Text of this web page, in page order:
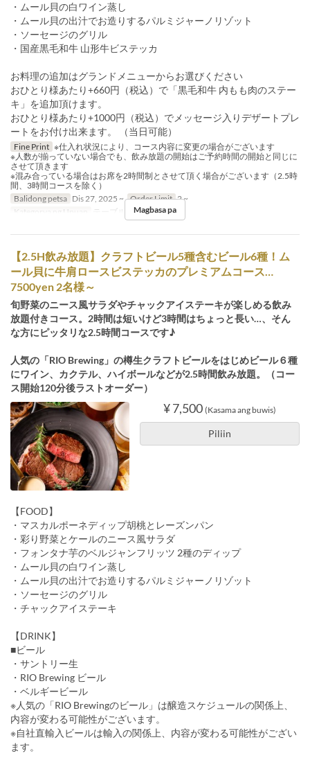
・ムール貝の白ワイン蒸し
・ムール貝の出汁でお造りするパルミジャーノリゾット
・ソーセージのグリル
・国産黒毛和牛 山形牛ビステッカ
お料理の追加はグランドメニューからお選びください
おひとり様あたり+660円（税込）で「黒毛和牛 内もも肉のステー
キ」を追加頂けます。
おひとり様あたり+1000円（税込）でメッセージ入りデザートプレ
ートをお付け出来ます。 （当日可能）
Fine Print ※仕入れ状況により、コース内容に変更の場合がございます
※人数が揃っていない場合でも、飲み放題の開始はご予約時間の開始と同じに
させて頂きます
※混み合っている場合はお席を2時間制とさせて頂く場合がございます（2.5時
間、3時間コースを除く）
Balidong petsa Dis 27, 2025 ~ Order Limit 2 ~
Kategorya ng Upuan
テーブル, カウンター
Magbasa pa
【2.5H飲み放題】クラフトビール5種含むビール6種！ム
ール貝に牛肩ロースビステッカのプレミアムコース…
7500yen 2名様～
旬野菜のニース風サラダやチャックアイステーキが楽しめる飲み
放題付きコース。2時間は短いけど3時間はちょっと長い…、そん
な方にピッタリな2.5時間コースです♪
人気の「RIO Brewing」の樽生クラフトビールをはじめビール６種
にワイン、カクテル、ハイボールなどが2.5時間飲み放題。（コー
ス開始120分後ラストオーダー）
¥ 7,500 (Kasama ang buwis)
Piliin
【FOOD】
・マスカルポーネディップ胡桃とレーズンパン
・彩り野菜とケールのニース風サラダ
・フォンタナ芋のベルジャンフリッツ 2種のディップ
・ムール貝の白ワイン蒸し
・ムール貝の出汁でお造りするパルミジャーノリゾット
・ソーセージのグリル
・チャックアイステーキ
【DRINK】
■ビール
・サントリー生
・RIO Brewing ビール
・ベルギービール
※人気の「RIO Brewingのビール」は醸造スケジュールの関係上、
内容が変わる可能性がございます。
※自社直輸入ビールは輸入の関係上、内容が変わる可能性がござい
ます。